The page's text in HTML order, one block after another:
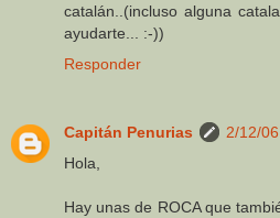
catalán..(incluso alguna
ayudarte... :-))
Responder
Capitán Penurias
2/12/
Hola,
Hay unas de ROCA que